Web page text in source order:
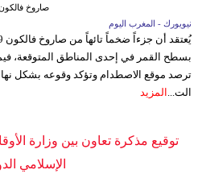
صاروخ
نيويورك - المغرب اليوم
بسطح القمر في إحدى المناطق المتوقعة،
ترصد موقع الاصطدام وتؤكد وقوعه بشكل
الت...
المزيد
توقيع مذكرة تعاون بين وزارة
الإسلامي